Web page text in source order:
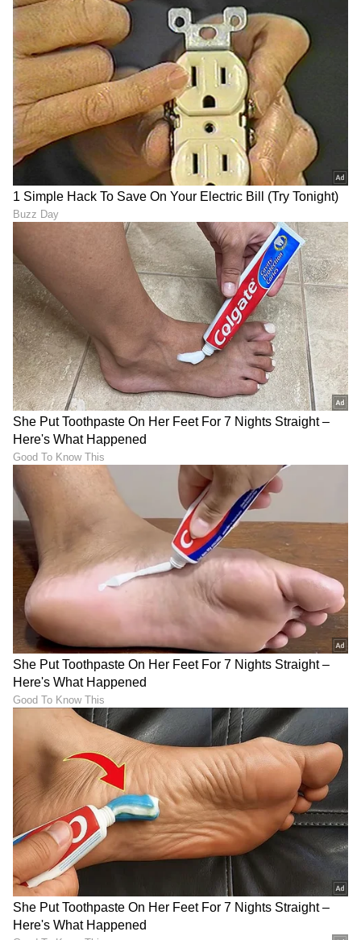
ಸುದ್ದಿಗಳು ಮತ್ತು ಇತ್ತೀಚಿನ ಸುದ್ದಿಗಳಿಗಾಗಿ ಏಷ್ಯಾನೆಟ್
ಸುವರ್ಣ ನ್ಯೂಸ್‌ನಲ್ಲಿ ಮನರಂಜನಾ ವಿಭಾಗ ನೋಡಿ.
ಸಿನಿಮಾ ವಿಮರ್ಶೆಗಳು (
Kannada Movies Review
ತಾರೆಯರ ಸಂದರ್ಶನಗಳು, ಧಾರಾವಾಹಿ ಅಪ್‌ಡೇಟ್ಸ್‌,
ತೆರೆಮರೆಯ ಕಥೆಗಳು,OTT ರಿಲೀಸ್‌
ಗಳ ಬಗ್ಗೆ
ಮಾಹಿತಿಯೂ ಇಲ್ಲಿದೆ.
ABOUT THE AUTHOR
SD
Suchethana D
Suchetana ಮಲೆನಾಡಿನ ಹೆಬ್ಬಾಗಿಲು ಶಿರಸಿಯವಳು. ಓದಿದ್ದು LLB,
ಒಲಿದದ್ದು ಪತ್ರಿಕೋದ್ಯಮ, ಪ್ರಜಾವಾಣಿಯಲ್ಲಿ 15 ವರ್ಷಗಳ
ಅನುಭವ. ಇದರಲ್ಲಿ 10 ವರ್ಷ ನ್ಯಾಯಾಂಗ ವರದಿಗಾರಿಕೆ. ಕಾನೂನು
ಮತ್ತು ಮಹಿಳಾ ಸಂವೇದನೆಗೆ ಸಂಬಂಧಿಸಿದ ಲೇಖನಗಳಿಗೆ ಕರ್ನಾಟಕ
ಮಾಧ್ಯಮ ಅಕಾಡೆಮಿ, ಮುಂಬೈನ ಲಾಡ್ಲಿ ಮೀಡಿಯಾ ಅವಾರ್ಡ್​,
ರೋಟರಿ ಎಕ್ಸಲೆನ್ಸ್​ ಅವಾರ್ಡ್​ ಸೇರಿದಂತೆ ಕೆಲವು ಪ್ರಶಸ್ತಿಗಳು
ಲಭಿಸಿವೆ. ಚೀನಾದಲ್ಲಿ ನಡೆದ ಭಾರತ ಮಟ್ಟದ ಯುವ ನಿಯೋಗದಲ್ಲಿ
ಮಾಧ್ಯಮ ಕ್ಷೇತ್ರದಿಂದ ಪ್ರತಿನಿಧಿಯಾಗಿ ಆಯ್ಕೆ. ವಿಜಯವಾಣಿಯಲ್ಲಿ
ಕೆಲಸ ಮಾಡಿ ಈಗ ದೂರದರ್ಶನ ಚಂದನದಲ್ಲಿ ಮತ್ತು ಏಷ್ಯಾನೆಟ್​
ಸುವರ್ಣದಲ್ಲಿ ಫ್ರೀಲ್ಯಾನ್ಸರ್​ ಆಗಿ ಕೆಲಸ ನಿರ್ವಹಣೆ.
ಕರ್ಣ ಧಾರಾವಾಹಿ ಮನರಂಜನಾ ಸುದ್ದಿ ಟಿವಿ ಶೋ ಜೀ ಕನ್ನಡ ಭವ್ಯಾ ಗೌಡ
DOWNLOAD APP
RECOMMENDED STORIES
ಕ್ವಾಟ್ಲೆಗಳಿಗೆ ಕ್ವಾಟ್ಲೆ ಕೊಡ್ತಿದ್ದಾರೆ
ರಕ್ಷಿತಾ ಶೆಟ್ಟಿ, ಗೆಸ್ ಮಾಡೋಕಾಗ್ದೆ
ಪ್ರಶಾಂತ್ ಕಂಗಾಲು
ಹ್ಯಾಪಿ ಮೂಡ್‌ನಲ್ಲಿರೋ
ಗೌತಮ್-ಭೂಮಿಕಾಗೆ ಡಬಲ್
ಶಾಕ್; ಇಬ್ಬರಲ್ಲಿ ಯಾರಿಗೆ ಕಾದಿದೆ
ಆಪತ್ತು?